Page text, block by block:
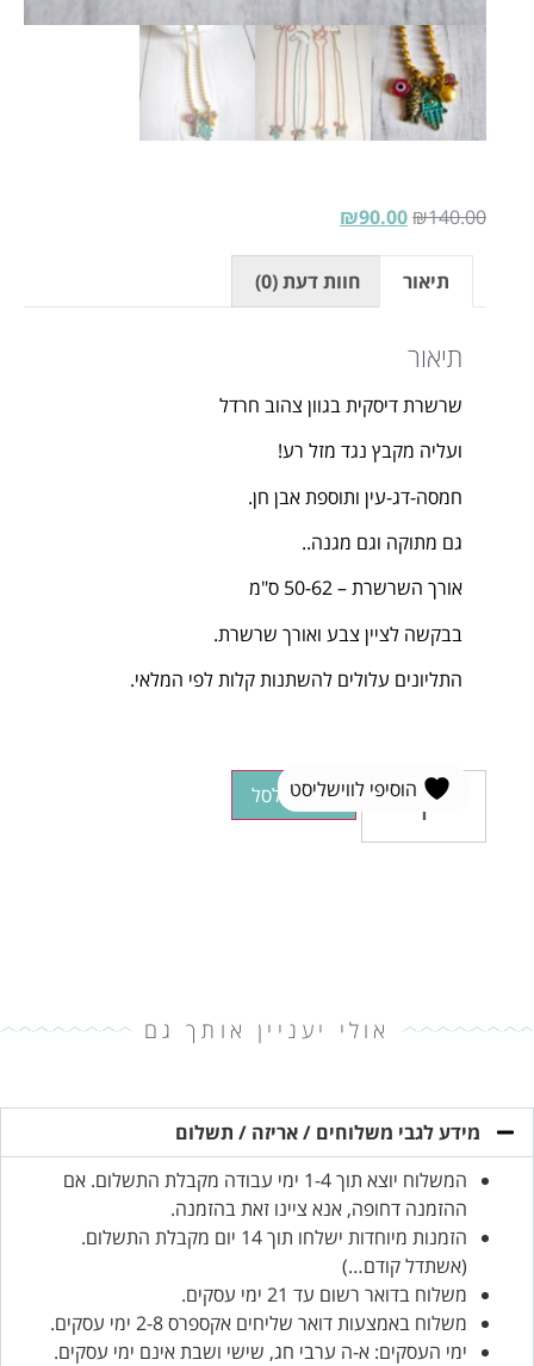
₪140.00
₪90.00
תיאור חוות דעת (0)
תיאור
שרשרת דיסקית בגוון צהוב חרדל
ועליה מקבץ נגד מזל רע!
חמסה-דג-עין ותוספת אבן חן.
גם מתוקה וגם מגנה..
אורך השרשרת – 50-62 ס"מ
בבקשה לציין צבע ואורך שרשרת.
התליונים עלולים להשתנות קלות לפי המלאי.
הוספה לסל
הוסיפי לווישליסט
אולי יעניין אותך גם
מידע לגבי משלוחים / אריזה / תשלום
המשלוח יוצא תוך 1-4 ימי עבודה מקבלת התשלום. אם
ההזמנה דחופה, אנא ציינו זאת בהזמנה.
הזמנות מיוחדות ישלחו תוך 14 יום מקבלת התשלום.
(אשתדל קודם…)
משלוח בדואר רשום עד 21 ימי עסקים.
משלוח באמצעות דואר שליחים אקספרס 2-8 ימי עסקים.
ימי העסקים: א-ה ערבי חג, שישי ושבת אינם ימי עסקים.